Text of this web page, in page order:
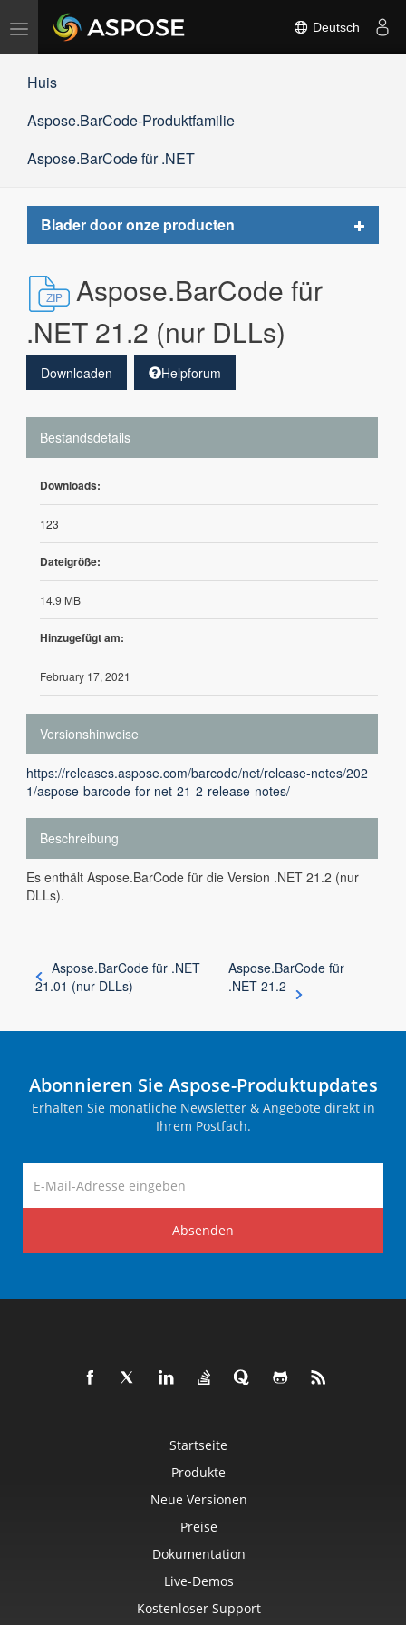
Navigation
umschalten
Deutsch
Huis
Aspose.BarCode-Produktfamilie
Aspose.BarCode für .NET
Blader door onze producten
Toggle
Aspose.BarCode für
.NET 21.2 (nur DLLs)
Downloaden Helpforum
Bestandsdetails
Downloads:
123
Dateigröße:
14.9 MB
Hinzugefügt am:
February 17, 2021
Versionshinweise
https://releases.aspose.com/barcode/net/release-notes/202
1/aspose-barcode-for-net-21-2-release-notes/
Beschreibung
Es enthält Aspose.BarCode für die Version .NET 21.2 (nur
DLLs).
Aspose.BarCode für .NET
21.01 (nur DLLs)
Aspose.BarCode für
.NET 21.2
Abonnieren Sie Aspose-Produktupdates
Erhalten Sie monatliche Newsletter & Angebote direkt in
Ihrem Postfach.
Absenden
Startseite
Produkte
Neue Versionen
Preise
Dokumentation
Live-Demos
Kostenloser Support